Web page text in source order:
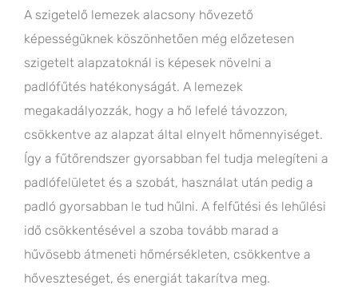
A szigetelő lemezek alacsony hővezető
képességüknek köszönhetően még előzetesen
szigetelt alapzatoknál is képesek növelni a
padlófűtés hatékonyságát. A lemezek
megakadályozzák, hogy a hő lefelé távozzon,
csökkentve az alapzat által elnyelt hőmennyiséget.
Így a fűtőrendszer gyorsabban fel tudja melegíteni a
padlófelületet és a szobát, használat után pedig a
padló gyorsabban le tud hűlni. A felfűtési és lehűlési
idő csökkentésével a szoba tovább marad a
hűvösebb átmeneti hőmérsékleten, csökkentve a
hőveszteséget, és energiát takarítva meg.